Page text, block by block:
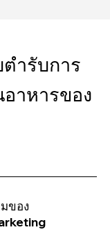
ำรับการ
าหารของ
ของ